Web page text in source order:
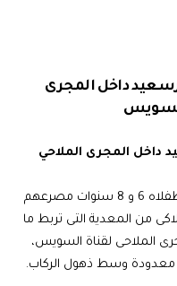
داخل المجرى
السويس
لقي شاب فى العقد الثالث من العمر وطفلاه 6 و 8 سنوات مصرعهم
من المعدية التى تربط ما
الملاحى لقناة السويس،
معدودة وسط ذهول الركاب.